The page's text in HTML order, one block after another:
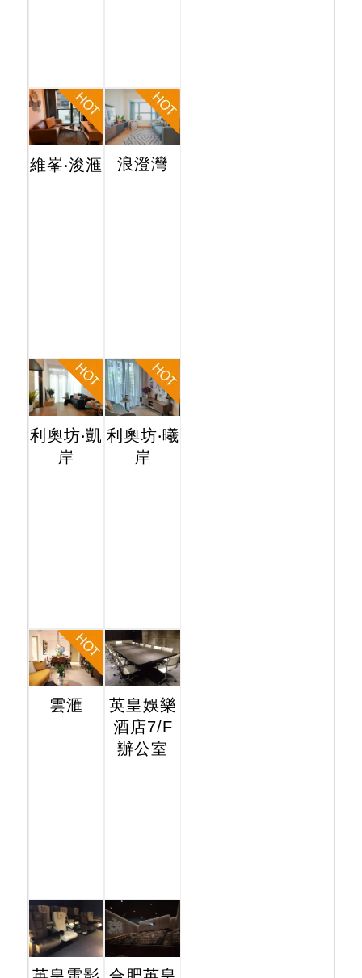
維峯‧浚滙 浪澄灣
利奧坊‧凱
岸
利奧坊‧曦
岸
雲滙
英皇娛樂
酒店7/F
辦公室